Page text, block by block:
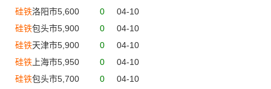
硅铁洛阳市5,600 0
04-10
硅铁包头市5,900 0
04-10
硅铁天津市5,900 0
04-10
硅铁 上海市5,950 0
04-10
硅铁包头市5,700 0
04-10